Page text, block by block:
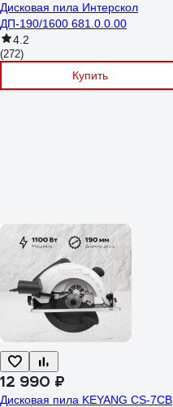
Дисковая пила Интерскол
ДП-190/1600 681.0.0.00
4.2
(272)
Купить
12 990 ₽
Дисковая пила KEYANG CS-7CB